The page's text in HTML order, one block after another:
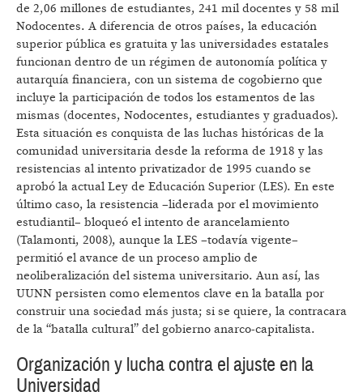
de 2,06 millones de estudiantes, 241 mil docentes y 58 mil
Nodocentes. A diferencia de otros países, la educación
superior pública es gratuita y las universidades estatales
funcionan dentro de un régimen de autonomía política y
autarquía financiera, con un sistema de cogobierno que
incluye la participación de todos los estamentos de las
mismas (docentes, Nodocentes, estudiantes y graduados).
Esta situación es conquista de las luchas históricas de la
comunidad universitaria desde la reforma de 1918 y las
resistencias al intento privatizador de 1995 cuando se
aprobó la actual Ley de Educación Superior (LES). En este
último caso, la resistencia –liderada por el movimiento
estudiantil– bloqueó el intento de arancelamiento
(Talamonti, 2008), aunque la LES –todavía vigente–
permitió el avance de un proceso amplio de
neoliberalización del sistema universitario. Aun así, las
UUNN persisten como elementos clave en la batalla por
construir una sociedad más justa; si se quiere, la contracara
de la “batalla cultural” del gobierno anarco-capitalista.
Organización y lucha contra el ajuste en la
Universidad